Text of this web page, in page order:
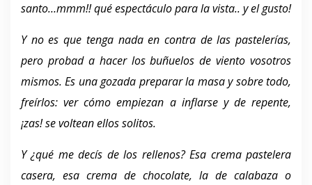
santo…mmm!! qué espectáculo para la vista.. y el gusto!
Y no es que tenga nada en contra de las pastelerías,
pero probad a hacer los buñuelos de viento vosotros
mismos. Es una gozada preparar la masa y sobre todo,
freírlos: ver cómo empiezan a inflarse y de repente,
¡zas! se voltean ellos solitos.
Y ¿qué me decís de los rellenos? Esa crema pastelera
casera, esa crema de chocolate, la de calabaza o